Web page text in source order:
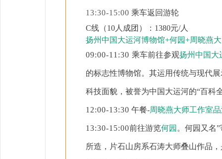
13:30-15:00 乘车返回游轮
C线（10人成团）：1380元/人
扬州中国大运河博物馆+何园+周晓燕
09:00-11:30 乘车前往参观扬州中国大
的标志性博物馆。其运用传统与现代
科技面貌，被誉为中国大运河的“百科
12:00-13:30 午餐-周晓燕大师工作室
13:30-15:00前往游览何园 。何园 又名
所造，片石山房系石涛大师叠山作品 ，